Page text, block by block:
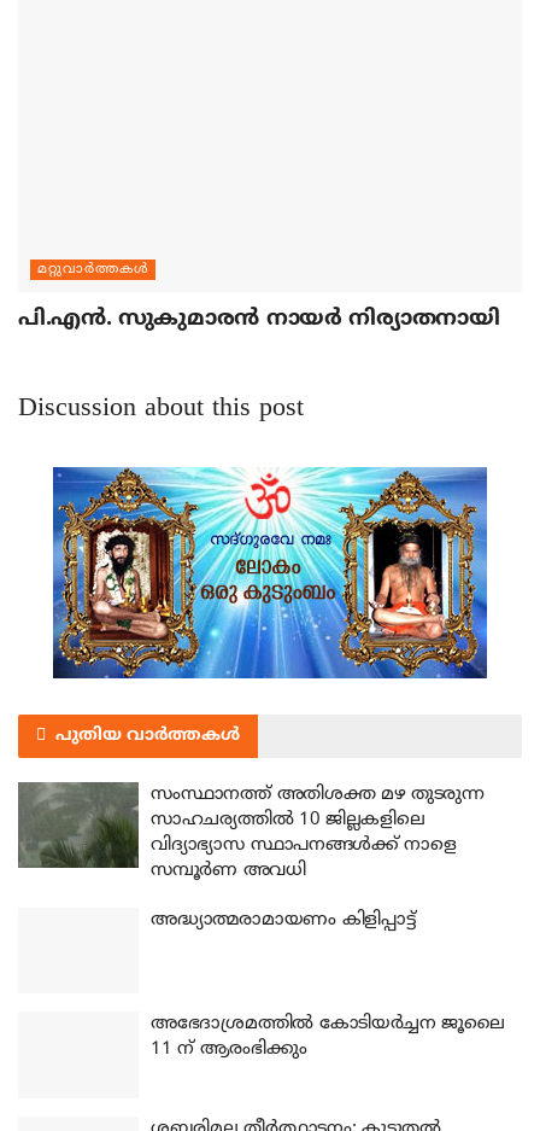
മറ്റുവാര്‍ത്തകള്‍
പി.എന്‍. സുകുമാരന്‍ നായര്‍ നിര്യാതനായി
Discussion about this post
പുതിയ വാർത്തകൾ
സംസ്ഥാനത്ത് അതിശക്ത മഴ തുടരുന്ന
സാഹചര്യത്തിൽ 10 ജില്ലകളിലെ
വിദ്യാഭ്യാസ സ്ഥാപനങ്ങൾക്ക് നാളെ
സമ്പൂർണ അവധി
അദ്ധ്യാത്മരാമായണം കിളിപ്പാട്ട്
അഭേദാശ്രമത്തില്‍ കോടിയര്‍ച്ചന ജൂലൈ
11 ന് ആരംഭിക്കും